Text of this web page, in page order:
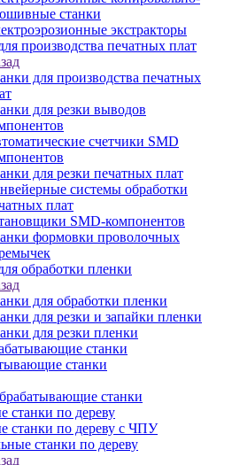
станки
экстракторы
производства печатных плат
для производства печатных
для резки выводов
счетчики SMD
для резки печатных плат
системы обработки
плат
SMD-компонентов
формовки проволочных
обработки пленки
для обработки пленки
для резки и запайки пленки
для резки пленки
станки
станки
станки
станки по дереву
станки по дереву с ЧПУ
станки по дереву